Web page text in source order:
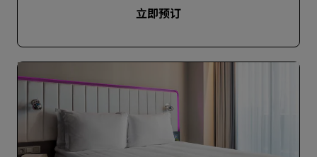
立即预订